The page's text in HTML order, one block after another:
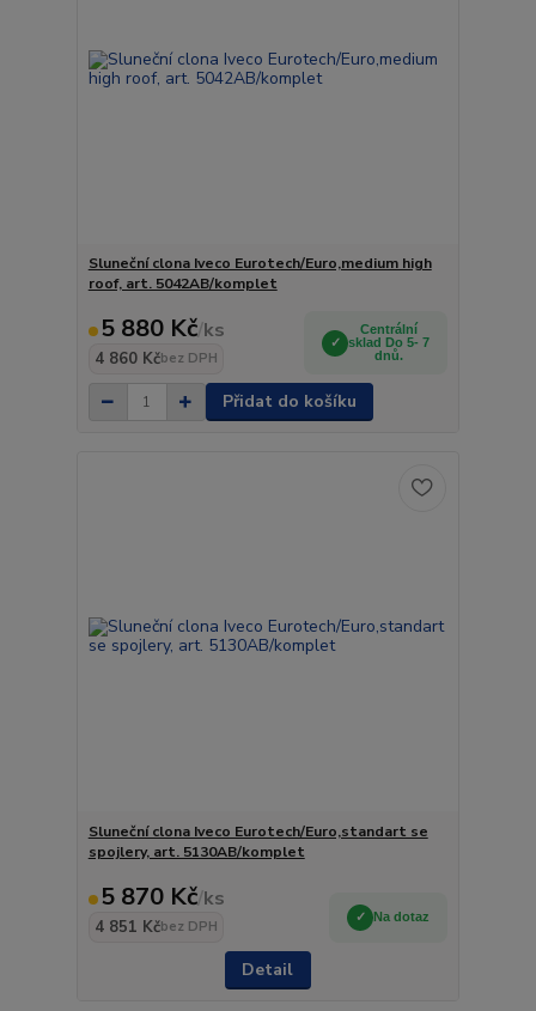
Sluneční clona Iveco Eurotech/Euro,medium high
roof, art. 5042AB/komplet
5 880 Kč/ks
4 860 Kčbez DPH
Centrální
sklad Do 5- 7
dnů.
Přidat do košíku
Sluneční clona Iveco Eurotech/Euro,standart se
spojlery, art. 5130AB/komplet
5 870 Kč/ks
4 851 Kčbez DPH
Na dotaz
Detail